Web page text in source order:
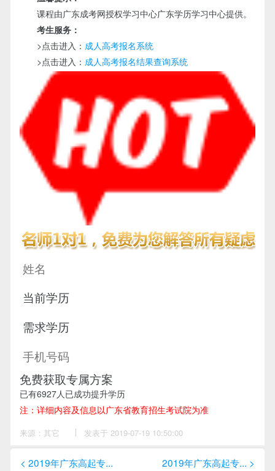
课程由广东成考网授权学习中心广东学历学习中心提供。
考生服务：
>点击进入： 成人高考报名系统
>点击进入： 成人高考报名结果查询系统
免费获取专属方案
已有6927人已成功提升学历
注：详细内容及信息以广东省教育招生考试院为准
来源：其它
者：
尹
老
师
发表于 2019-07-19 10:50:00
< 2019年广东高起专... 2019年广东高起专... >